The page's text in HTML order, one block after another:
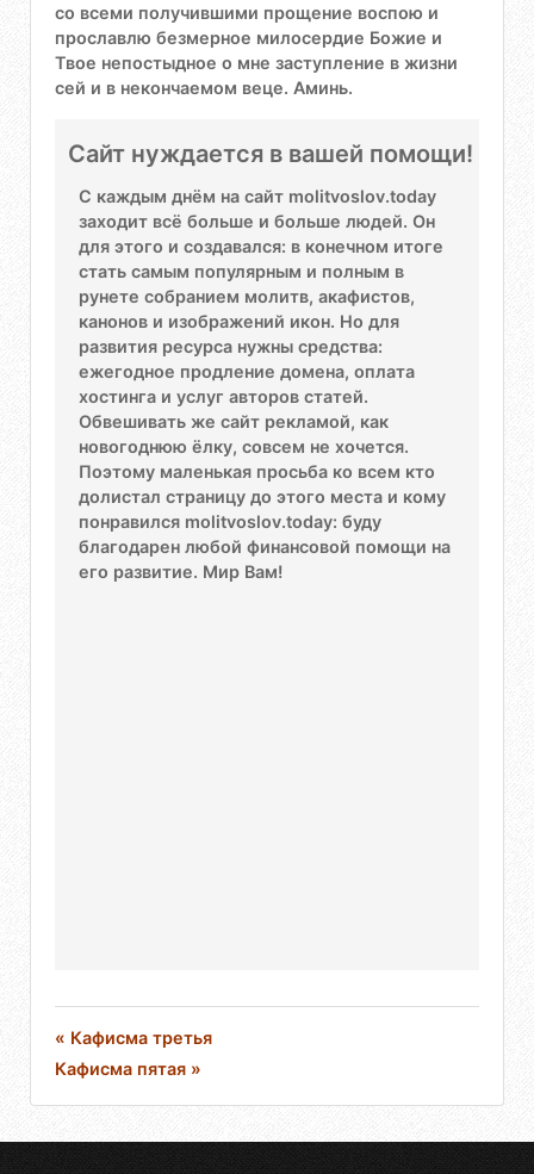
со всеми получившими прощение воспою и
прославлю безмерное милосердие Божие и
Твое непостыдное о мне заступление в жизни
сей и в некончаемом веце. Аминь.
Сайт нуждается в вашей помощи!
С каждым днём на сайт molitvoslov.today
заходит всё больше и больше людей. Он
для этого и создавался: в конечном итоге
стать самым популярным и полным в
рунете собранием молитв, акафистов,
канонов и изображений икон. Но для
развития ресурса нужны средства:
ежегодное продление домена, оплата
хостинга и услуг авторов статей.
Обвешивать же сайт рекламой, как
новогоднюю ёлку, совсем не хочется.
Поэтому маленькая просьба ко всем кто
долистал страницу до этого места и кому
понравился molitvoslov.today: буду
благодарен любой финансовой помощи на
его развитие. Мир Вам!
« Кафисма третья
Кафисма пятая »